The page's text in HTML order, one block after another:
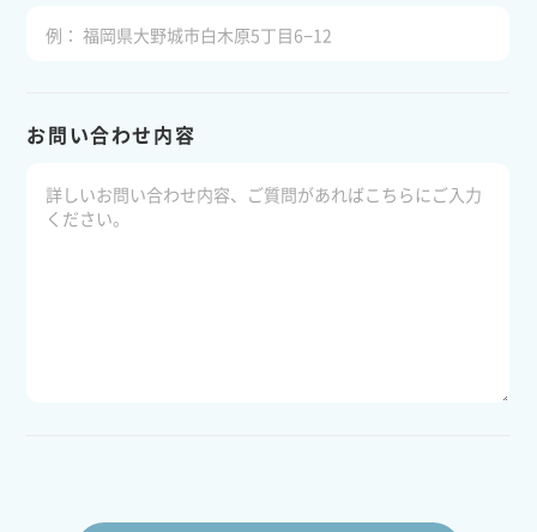
お問い合わせ内容